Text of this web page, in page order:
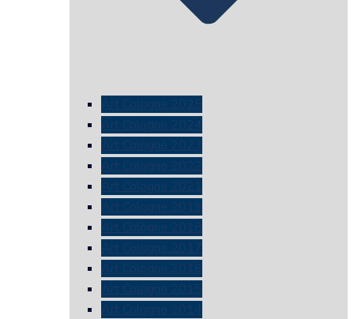
Art Cologne 2025
Art Cologne 2024
Art Cologne 2023
Art Cologne 2022
Art Cologne 2021
Art Cologne 2019
Art Cologne 2018
Art Cologne 2017
Art Cologne 2016
Art Cologne 2015
Art Cologne 2014